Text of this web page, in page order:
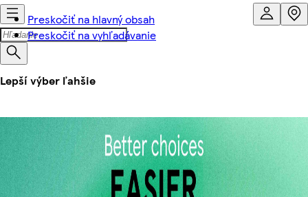
Preskočiť na hlavný obsah
Preskočiť na vyhľadávanie
Lepší výber ľahšie